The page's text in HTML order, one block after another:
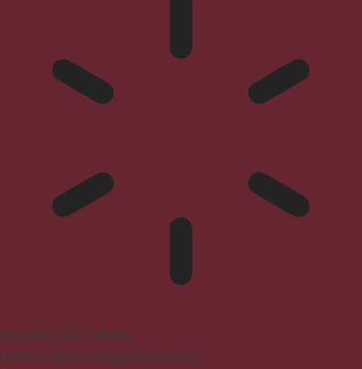
Epilepsie-sicherer Modus
Dämpft Farben und stoppt das Blinken